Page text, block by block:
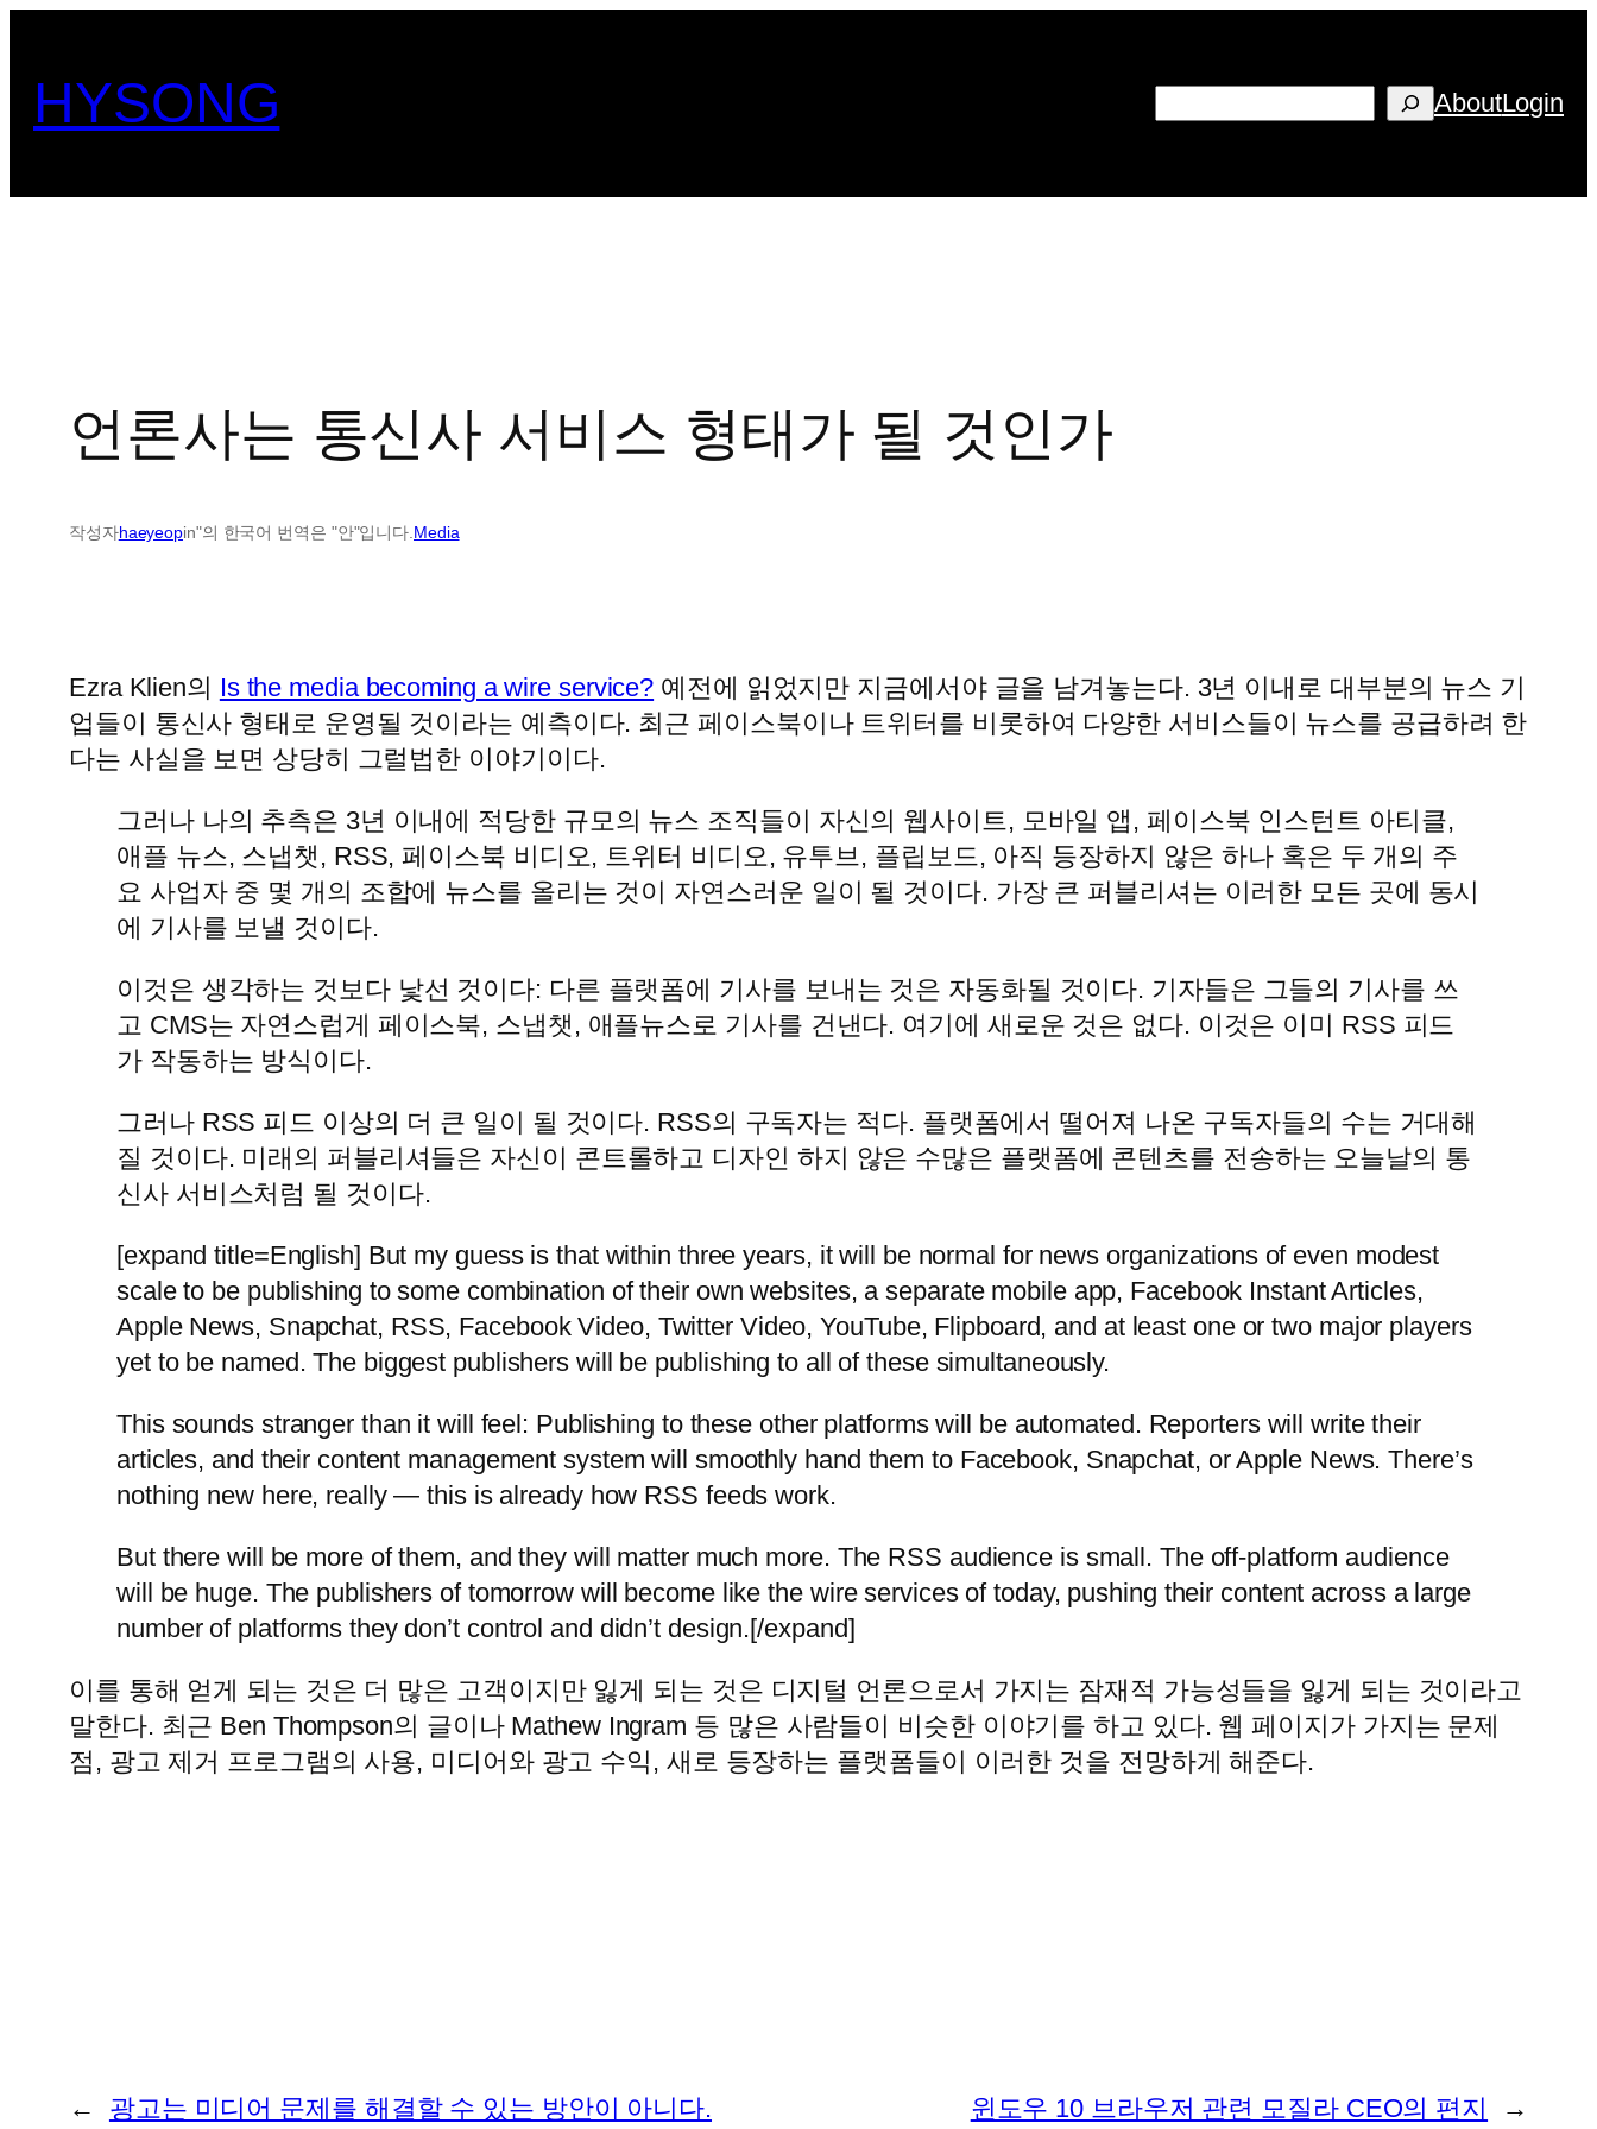
로
로
HYSONG AboutLogin
언론사는 통신사 서비스 형태가 될 것인가
작성자haeyeopin"의 한국어 번역은 "안"입니다. Media
Ezra Klien의 Is the media becoming a wire service? 예전에 읽었지만 지금에서야 글을 남겨놓는다. 3년 이내로 대부분의 뉴스 기
업들이 통신사 형태로 운영될 것이라는 예측이다. 최근 페이스북이나 트위터를 비롯하여 다양한 서비스들이 뉴스를 공급하려 한
다는 사실을 보면 상당히 그럴법한 이야기이다.
그러나 나의 추측은 3년 이내에 적당한 규모의 뉴스 조직들이 자신의 웹사이트, 모바일 앱, 페이스북 인스턴트 아티클,
애플 뉴스, 스냅챗, RSS, 페이스북 비디오, 트위터 비디오, 유투브, 플립보드, 아직 등장하지 않은 하나 혹은 두 개의 주
요 사업자 중 몇 개의 조합에 뉴스를 올리는 것이 자연스러운 일이 될 것이다. 가장 큰 퍼블리셔는 이러한 모든 곳에 동시
에 기사를 보낼 것이다.
이것은 생각하는 것보다 낯선 것이다: 다른 플랫폼에 기사를 보내는 것은 자동화될 것이다. 기자들은 그들의 기사를 쓰
고 CMS는 자연스럽게 페이스북, 스냅챗, 애플뉴스로 기사를 건낸다. 여기에 새로운 것은 없다. 이것은 이미 RSS 피드
가 작동하는 방식이다.
그러나 RSS 피드 이상의 더 큰 일이 될 것이다. RSS의 구독자는 적다. 플랫폼에서 떨어져 나온 구독자들의 수는 거대해
질 것이다. 미래의 퍼블리셔들은 자신이 콘트롤하고 디자인 하지 않은 수많은 플랫폼에 콘텐츠를 전송하는 오늘날의 통
신사 서비스처럼 될 것이다.
[expand title=English] But my guess is that within three years, it will be normal for news organizations of even modest
scale to be publishing to some combination of their own websites, a separate mobile app, Facebook Instant Articles,
Apple News, Snapchat, RSS, Facebook Video, Twitter Video, YouTube, Flipboard, and at least one or two major players
yet to be named. The biggest publishers will be publishing to all of these simultaneously.
This sounds stranger than it will feel: Publishing to these other platforms will be automated. Reporters will write their
articles, and their content management system will smoothly hand them to Facebook, Snapchat, or Apple News. There’s
nothing new here, really — this is already how RSS feeds work.
But there will be more of them, and they will matter much more. The RSS audience is small. The off-platform audience
will be huge. The publishers of tomorrow will become like the wire services of today, pushing their content across a large
number of platforms they don’t control and didn’t design.[/expand]
이를 통해 얻게 되는 것은 더 많은 고객이지만 잃게 되는 것은 디지털 언론으로서 가지는 잠재적 가능성들을 잃게 되는 것이라고
말한다. 최근 Ben Thompson의 글이나 Mathew Ingram 등 많은 사람들이 비슷한 이야기를 하고 있다. 웹 페이지가 가지는 문제
점, 광고 제거 프로그램의 사용, 미디어와 광고 수익, 새로 등장하는 플랫폼들이 이러한 것을 전망하게 해준다.
← 광고는 미디어 문제를 해결할 수 있는 방안이 아니다. 윈도우 10 브라우저 관련 모질라 CEO의 편지 →